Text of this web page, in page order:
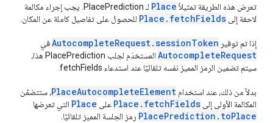
تعرض هذه الطريقة تمثيلاً Place
لـ PlacePrediction. يجب إجراء مكالمة
لاحقة إلى Place.fetchFields للحصول على تفاصيل كاملة عن المكان.
إذا تم توفير AutocompleteRequest.sessionTokenفي
AutocompleteRequest
المستخدَم لجلب PlacePrediction هذا،
سيتم تضمين الرمز المميز نفسه تلقائيًا عند استدعاء fetchFields.
بدلاً من ذلك، عند استخدام PlaceAutocompleteElement، ستتضمّن
المكالمة الأولى إلى Place.fetchFields على Place التي تعرضها
PlacePrediction.toPlace رمز الجلسة المميز تلقائيًا.